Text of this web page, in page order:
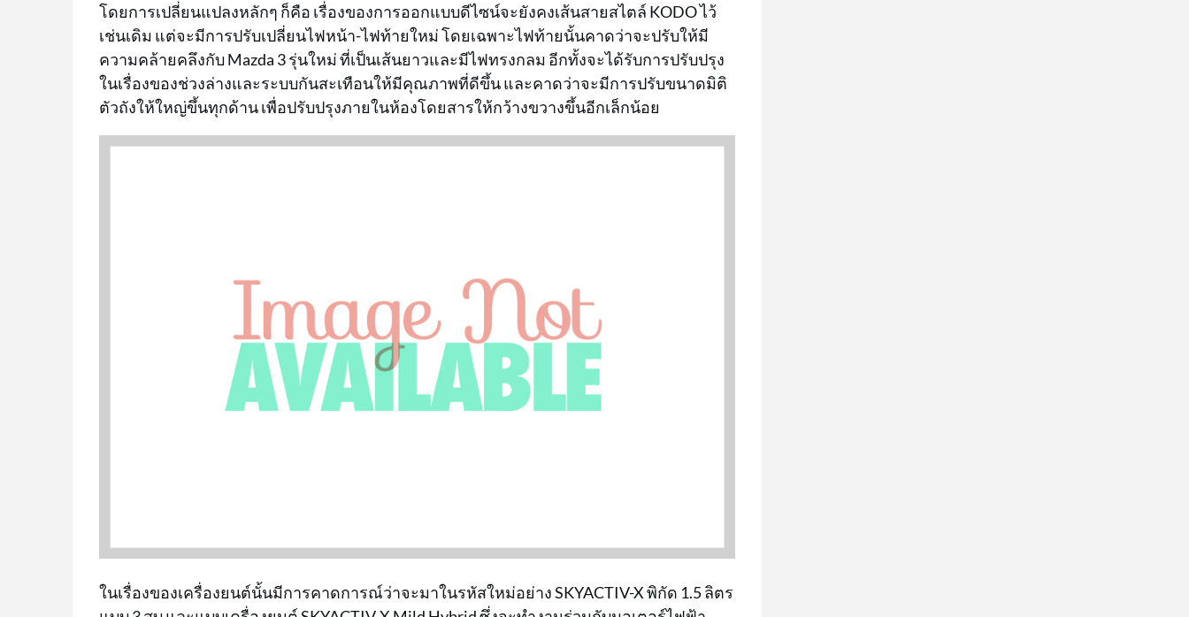
โดยการเปลี่ยนแปลงหลักๆ ก็คือ เรื่องของการออกแบบดีไซน์จะยังคงเส้นสายสไตล์ KODO ไว้
เช่นเดิม แต่จะมีการปรับเปลี่ยนไฟหน้า-ไฟท้ายใหม่ โดยเฉพาะไฟท้ายนั้นคาดว่าจะปรับให้มี
ความคล้ายคลึงกับ Mazda 3 รุ่นใหม่ ที่เป็นเส้นยาวและมีไฟทรงกลม อีกทั้งจะได้รับการปรับปรุง
ในเรื่องของช่วงล่างและระบบกันสะเทือนให้มีคุณภาพที่ดีขึ้น และคาดว่าจะมีการปรับขนาดมิติ
ตัวถังให้ใหญ่ขึ้นทุกด้าน เพื่อปรับปรุงภายในห้องโดยสารให้กว้างขวางขึ้นอีกเล็กน้อย
ในเรื่องของเครื่องยนต์นั้นมีการคาดการณ์ว่าจะมาในรหัสใหม่อย่าง SKYACTIV-X พิกัด 1.5 ลิตร